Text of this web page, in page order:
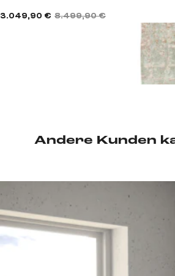
Andere Kunden
3.049,90 € 8.499,90 €